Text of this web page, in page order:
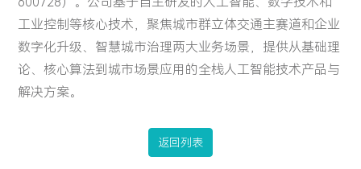
工业控制等核心技术，聚焦城市群立体交通主赛道和企业
数字化升级、智慧城市治理两大业务场景，提供从基础理
论、核心算法到城市场景应用的全栈人工智能技术产品与
解决方案。
返回列表